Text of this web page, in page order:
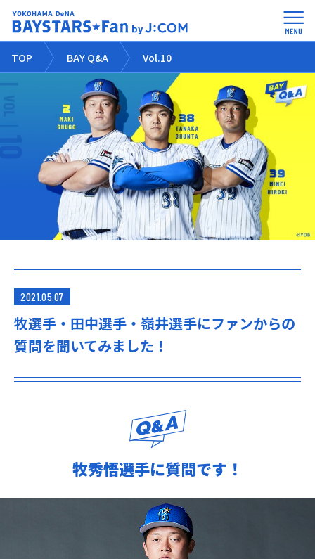
TOP BAY Q&A Vol.10
2021.05.07
牧選手・田中選手・嶺井選手にファンからの
質問を聞いてみました！
牧秀悟選手に質問です！